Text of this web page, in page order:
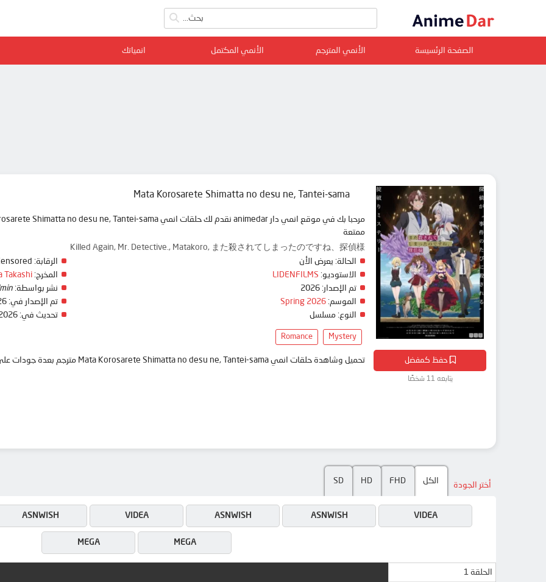
الصفحة الرئسيسة الأنمي المترجم الأنمي المكتمل انمياتك
حفظ كمفضل
يتابعه 11 شخصًا
Mata Korosarete Shimatta no desu ne, Tantei-sama
ممتعة
Killed Again, Mr. Detective., Matakoro, また殺されてしまったのですね、探偵様
الحالة: يعرض الأن
الاستوديو: LIDENFILMS
تم الإصدار:
الموسم: Spring 2026
النوع: مسلسل
الرقابة:
المخرج: Takashi
نشر بواسطة:
تم الإصدار في:
تحديث في:
Mystery
Romance
تحميل وشاهدة حلقات انمي Mata Korosarete Shimatta no desu ne, Tantei-sama مترجم بعدة جودات على موقع انمي دار - animedar
أختر الجودة الكل FHD
HD
SD
VIDEA
ASNWISH
ASNWISH
VIDEA
ASNWISH
MEGA
MEGA
الحلقة 1